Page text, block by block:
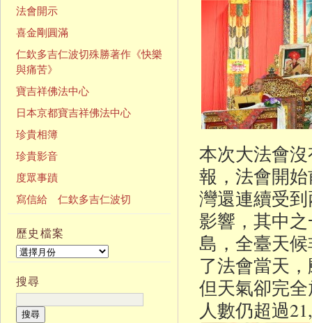
本次大法會
報，法會開
灣還連續受
影響，其中
島，全臺天
了法會當天
但天氣卻完
人數仍超過
法會開示
喜金剛圓滿
仁欽多吉仁波切殊勝著作《快樂
與痛苦》
寶吉祥佛法中心
日本京都寶吉祥佛法中心
珍貴相簿
珍貴影音
度眾事蹟
寫信給 仁欽多吉仁波切
歷史檔案
搜尋